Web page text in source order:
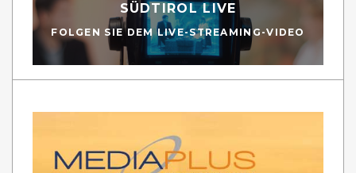
SÜDTIROL LIVE
FOLGEN SIE DEM LIVE-STREAMING-VIDEO